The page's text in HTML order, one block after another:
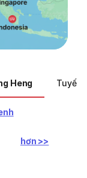
Heng Tuyến
hơn >>